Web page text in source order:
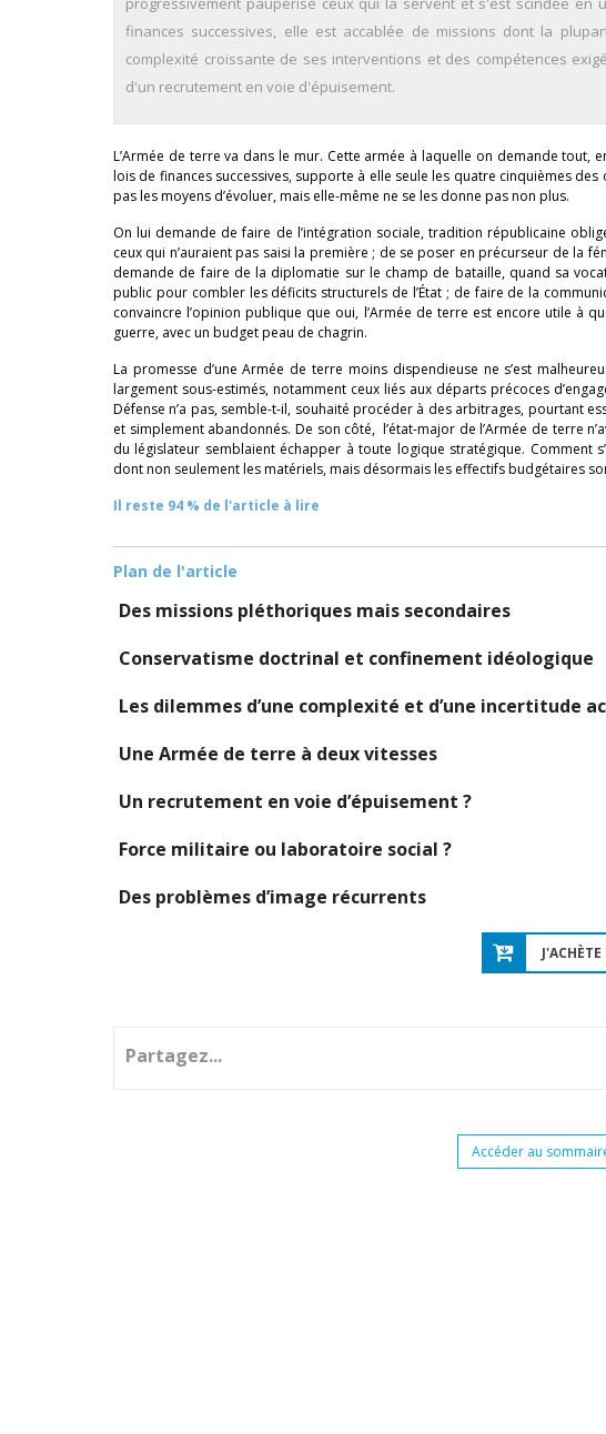
finances successives, elle est accablée de missions dont la
complexité croissante de ses interventions et des compétences
d'un recrutement en voie d'épuisement.
L’Armée de terre va dans le mur. Cette armée à laquelle on demande
lois de finances successives, supporte à elle seule les quatre cinquièmes
pas les moyens d’évoluer, mais elle-même ne se les donne pas non plus.
On lui demande de faire de l’intégration sociale, tradition républicaine
ceux qui n’auraient pas saisi la première ; de se poser en précurseur de la
demande de faire de la diplomatie sur le champ de bataille, quand sa
public pour combler les déficits structurels de l’État ; de faire de la
convaincre l’opinion publique que oui, l’Armée de terre est encore utile à
guerre, avec un budget peau de chagrin.
La promesse d’une Armée de terre moins dispendieuse ne s’est
largement sous-estimés, notamment ceux liés aux départs précoces
Défense n’a pas, semble-t-il, souhaité procéder à des arbitrages, pourtant
et simplement abandonnés. De son côté, l’état-major de l’Armée de terre
du législateur semblaient échapper à toute logique stratégique. Comment
dont non seulement les matériels, mais désormais les effectifs budgétaires
Il reste 94 % de l'article à lire
Plan de l'article
Des missions pléthoriques mais secondaires
Conservatisme doctrinal et confinement idéologique
Les dilemmes d’une complexité et d’une incertitude
Une Armée de terre à deux vitesses
Un recrutement en voie d’épuisement ?
Force militaire ou laboratoire social ?
Des problèmes d’image récurrents
J'ACHÈTE
Partagez...
Accéder au